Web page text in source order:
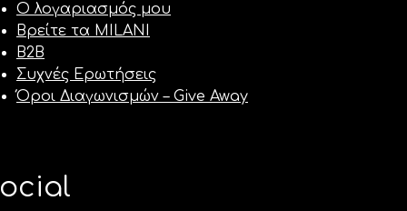
Ο λογαριασμός μου
Βρείτε τα MILANI
B2B
Συχνές Ερωτήσεις
Όροι Διαγωνισμών – Give Away